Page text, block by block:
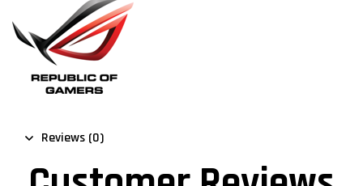
Reviews (0)